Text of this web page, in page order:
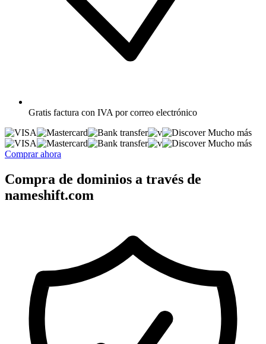
Gratis factura con IVA por correo electrónico
Mucho más
Mucho más
Comprar ahora
Compra de dominios a través de
nameshift.com